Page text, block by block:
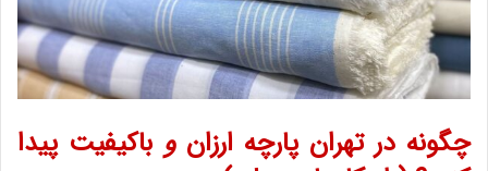
چگونه در تهران پارچه ارزانو باکیفیت پیدا